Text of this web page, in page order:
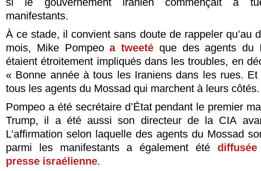
manifestants.
À ce stade, il convient sans doute de rappeler qu’au
mois, Mike Pompeoa tweeté que des agents du
étaient étroitement impliqués dans les troubles, en
« Bonne année à tous les Iraniens dans les rues.
tous les agents du Mossad qui marchent à leurs
Pompeo a été secrétaire d’État pendant le premier
Trump, il a été aussi son directeur de la CIA
L’affirmation selon laquelle des agents du Mossad
parmi les manifestants a également été
presse israélienne.